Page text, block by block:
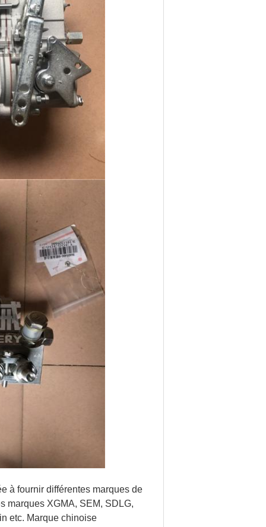
à fournir différentes marques de
marques XGMA, SEM, SDLG,
etc. Marque chinoise